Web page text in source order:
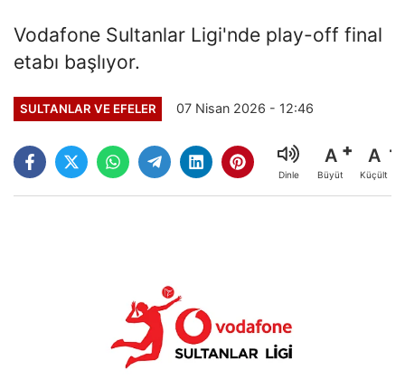
Vodafone Sultanlar Ligi'nde play-off final
etabı başlıyor.
SULTANLAR VE EFELER 07 Nisan 2026 - 12:46
Dinle
A
Büyüt
A
Küçült